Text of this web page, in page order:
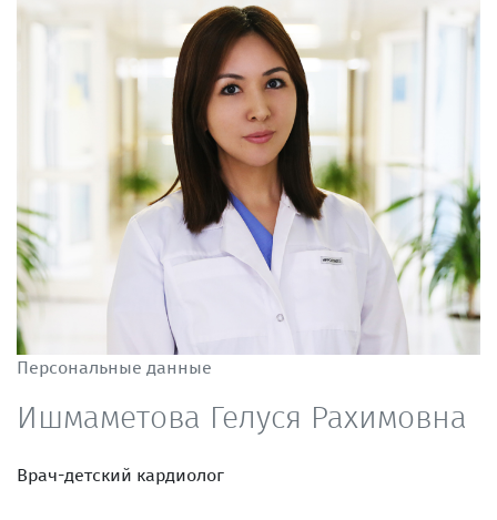
Персональные данные
Ишмаметова Гелуся Рахимовна
Врач-детский кардиолог